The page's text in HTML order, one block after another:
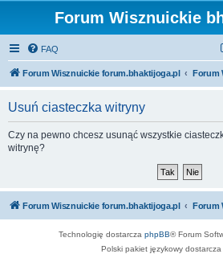
Forum Wisznuickie
FAQ
Forum Wisznuickie forum.bhaktijoga.pl
Usuń ciasteczka witryny
Czy na pewno chcesz usunąć wszystkie
witrynę?
Forum Wisznuickie forum.bhaktijoga.pl
Technologię dostarcza phpBB® Forum
Polski pakiet językowy dostarcza